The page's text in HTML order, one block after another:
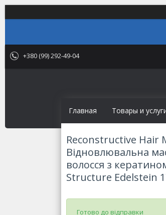
+380 (99) 292-49-04
Главная Товары и
Reconstructive Hair
Відновлювальна
волосся з
Structure Edelstein
Готово до відправки